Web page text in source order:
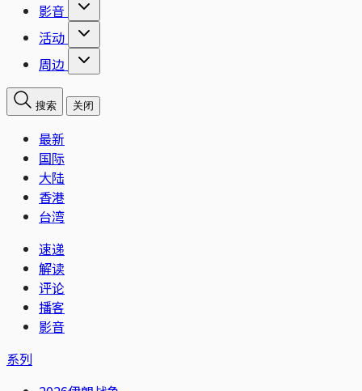
影音
活动
周边
搜索 关闭
最新
国际
大陆
香港
台湾
速递
解读
评论
播客
影音
系列